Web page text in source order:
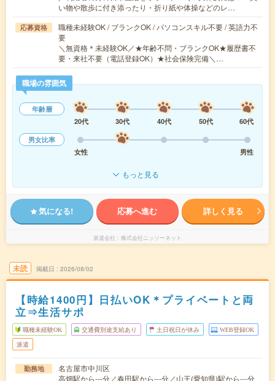
い物や散歩に付き添ったり・折り紙や体操などのレ…
応募資格
職種未経験OK / ブランクOK / パソコンスキル不要 / 英語力不
要
＼無資格＊未経験OK／★年齢不問・ブランクOK★履歴書不
要・来社不要（電話登録OK）★社会保険完備＼…
職場の雰囲気
年齢層
20代
30代 40代 50代
60代
男女比率
女性
男性
もっと見る
気になる! 応募へ進む 詳しく見る
派遣会社 株式会社ニッソーネット
未読 掲載日 2026/08/02
【時給1400円】日払いOK＊プライベートと両
立⇒生活サポ
職種未経験OK 交通費別途支給あり 土日祝日が休み WEB登録OK
派遣
勤務地
名古屋市中川区
高畑駅から---分／春田駅から---分／山王(愛知県)駅から---分